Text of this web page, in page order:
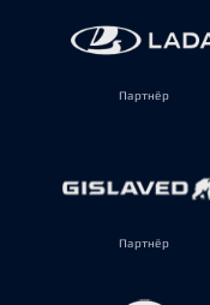
Партнёр
Партнёр